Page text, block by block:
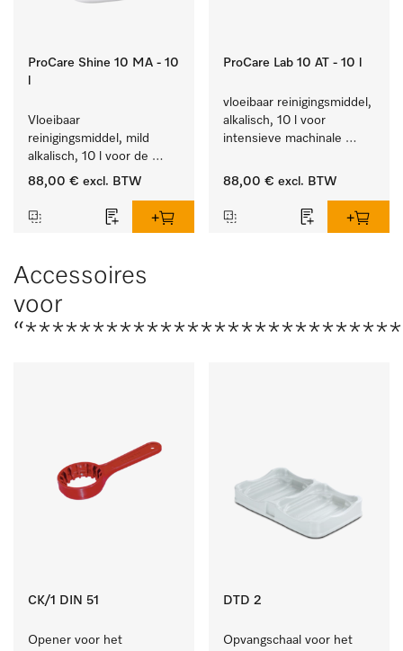
ProCare Shine 10 MA - 10
Vloeibaar
reinigingsmiddel, mild
alkalisch, 10 l voor de
reiniging van lichte
bestek en glazen.
88,00 € excl. BTW
ProCare Lab 10 AT - 10 l
vloeibaar reinigingsmiddel,
alkalisch, 10 l voor
intensieve machinale
laboratoriumglaswerk en -
88,00 € excl. BTW
Accessoires
voor
CK/1 DIN 51
Opener voor het
DTD 2
Opvangschaal voor het